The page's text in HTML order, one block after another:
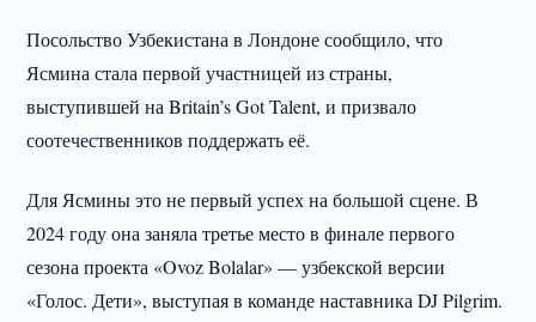
Посольство Узбекистана в Лондоне сообщило, что
Ясмина стала первой участницей из страны,
выступившей на Britain’s Got Talent, и призвало
соотечественников поддержать её.
Для Ясмины это не первый успех на большой сцене. В
2024 году она заняла третье место в финале первого
сезона проекта «Ovoz Bolalar» — узбекской версии
«Голос. Дети», выступая в команде наставника DJ Pilgrim.